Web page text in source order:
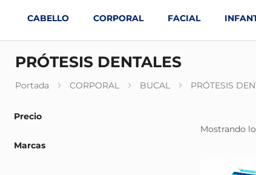
CABELLO CORPORAL FACIAL
PRÓTESIS DENTALES
Portada CORPORAL BUCAL PRÓTESIS
Mostrando
Precio
Marcas